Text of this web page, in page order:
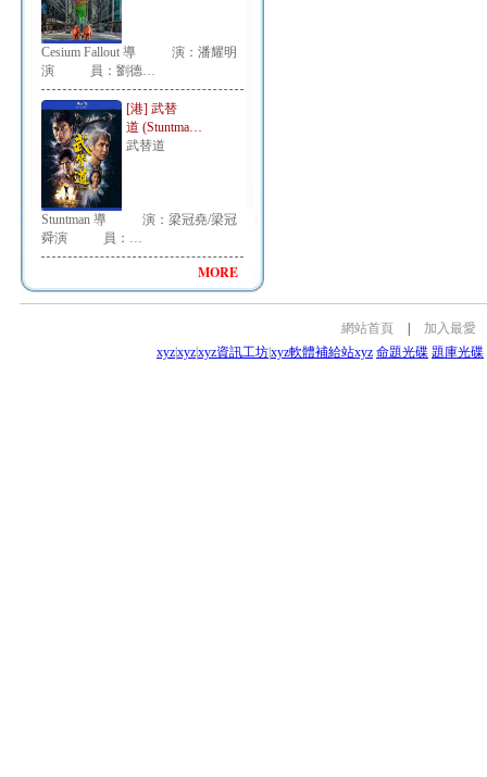
Cesium Fallout 導 演：潘耀明
演 員：劉德…
[港] 武替
道 (Stuntma…
武替道
Stuntman 導 演：梁冠堯/梁冠
舜演 員：…
MORE
網站首頁
加入最愛
xyzxyzxyz資訊工坊xyz軟體補給站xyz 命題光碟 題庫光碟